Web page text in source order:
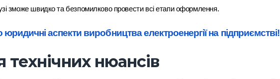
зможе швидко та безпомилково провести всі етапи оформлення.
аспекти виробництва електроенергії на підприємстві!
технічних нюансів